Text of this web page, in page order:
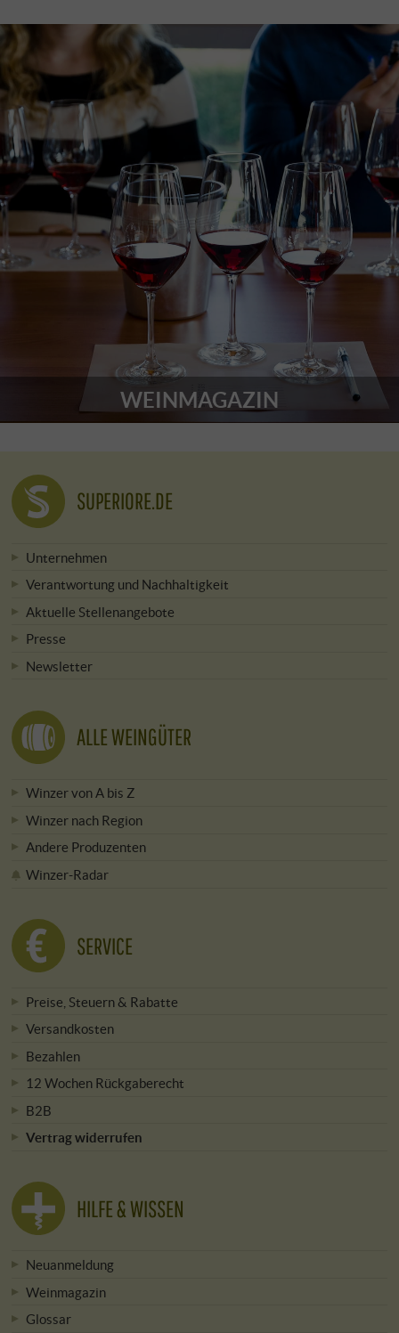
WEINMAGAZIN
SUPERIORE.DE
Unternehmen
Verantwortung und Nachhaltigkeit
Aktuelle Stellenangebote
Presse
Newsletter
ALLE WEINGÜTER
Winzer von A bis Z
Winzer nach Region
Andere Produzenten
Winzer-Radar
SERVICE
Preise, Steuern & Rabatte
Versandkosten
Bezahlen
12 Wochen Rückgaberecht
B2B
Vertrag widerrufen
HILFE & WISSEN
Neuanmeldung
Weinmagazin
Glossar